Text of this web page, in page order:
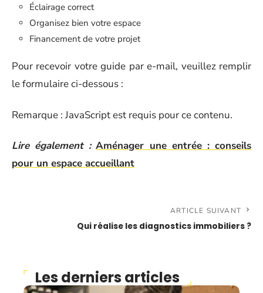
Éclairage correct
Organisez bien votre espace
Financement de votre projet
Pour recevoir votre guide par e-mail, veuillez remplir
le formulaire ci-dessous :
Remarque : JavaScript est requis pour ce contenu.
Lire également : Aménager une entrée : conseils
pour un espace accueillant
ARTICLE SUIVANT
Qui réalise les diagnostics immobiliers ?
Les derniers articles